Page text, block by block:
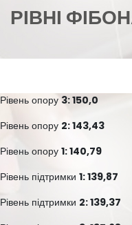
РІВНІ
Рівень опору 3: 150,0
Рівень опору 2: 143,43
Рівень опору 1: 140,79
Рівень підтримки 1: 139,87
Рівень підтримки 2: 139,37